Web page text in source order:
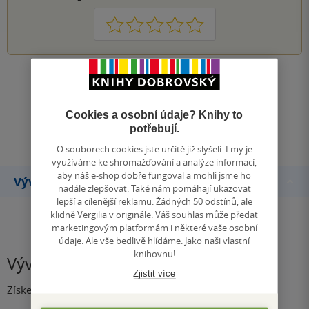
1 2 3 4 5
Zobrazit všechna hodnocení
Přidat hodnocení
Vývoj ceny
Vývoj ceny
Získejte přehled o vývoji ceny za posledních 60 dní.
Cookies a osobní údaje? Knihy to
potřebují.
O souborech cookies jste určitě již slyšeli. I my je
využíváme ke shromažďování a analýze informací,
aby náš e-shop dobře fungoval a mohli jsme ho
nadále zlepšovat. Také nám pomáhají ukazovat
lepší a cílenější reklamu. Žádných 50 odstínů, ale
klidně Vergilia v originále. Váš souhlas může předat
marketingovým platformám i některé vaše osobní
údaje. Ale vše bedlivě hlídáme. Jako naši vlastní
knihovnu!
Zjistit více